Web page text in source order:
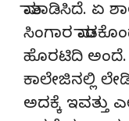
ಮಾತಾಡಿಸಿದೆ. ಏ
ಸಿಂಗಾರ
ಹೊರಟಿದಿ ಅಂದೆ.
ಕಾಲೇಜಿನಲ್ಲಿ
ಅದಕ್ಕೆ ಇವತ್ತು